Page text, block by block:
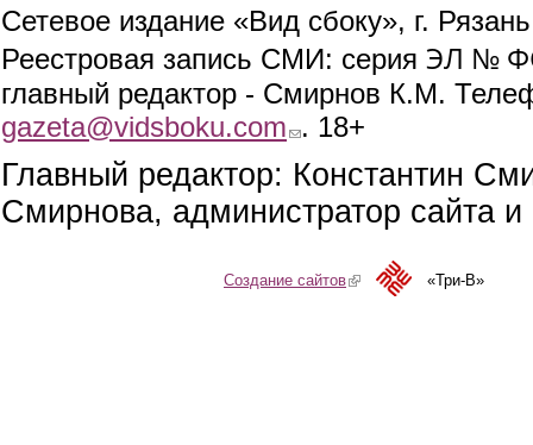
Сетевое издание «Вид сбоку», г.
Реестровая запись СМИ: серия ЭЛ №
главный редактор - Смирнов К.М.
gazeta@vidsboku.com (link sends e-mail)
. 18+
Главный редактор: Константин
Смирнова, администратор сайта
Создание сайтов(link is external)«Три-В»